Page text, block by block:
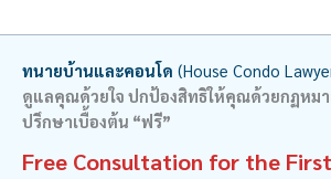
ทนายบ้านและคอนโด (House Condo
ดูแลคุณด้วยใจ ปกป้องสิทธิให้คุณด้วยกฏหมา
ปรึกษาเบื้องต้น “ฟรี”
Free Consultation for the